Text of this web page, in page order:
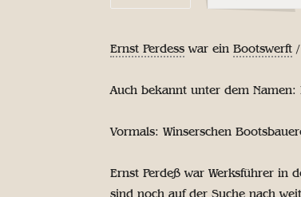
Ernst Perdess war ein Bootswerft /
Auch bekannt unter dem Namen:
Vormals: Winserschen
Ernst Perdeß war Werksführer in
sind noch auf der Suche nach